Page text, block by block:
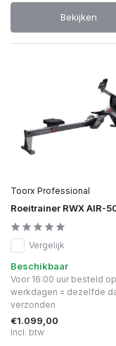
Bekijken
Toorx Professional
Roeitrainer RWX AIR-
Vergelijk
Beschikbaar
Voor 16:00 uur besteld op
werkdagen = dezelfde
verzonden
€1.099,00
Incl. btw